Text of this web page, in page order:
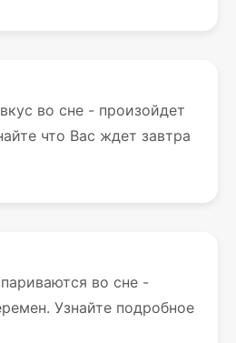
во сне - произойдет
что Вас ждет завтра
во сне -
Узнайте подробное